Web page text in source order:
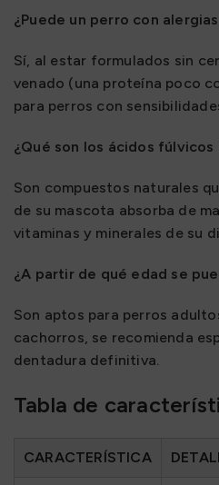
¿Puede un perro con
Sí, al estar formulados sin
venado (una proteína poco
para perros con
¿Qué son los ácidos
Son compuestos naturales
de su mascota absorba de
vitaminas y minerales de su
¿A partir de qué edad se
Son aptos para perros
cachorros, se recomienda
dentadura definitiva.
Tabla de
CARACTERÍSTICA